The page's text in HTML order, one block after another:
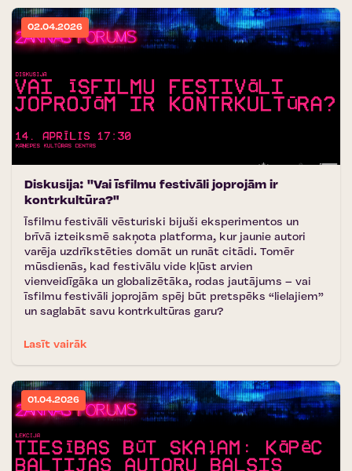
02.04.2026
Diskusija: ''Vai īsfilmu festivāli joprojām ir
kontrkultūra?"
Īsfilmu festivāli vēsturiski bijuši eksperimentos un
brīvā izteiksmē sakņota platforma, kur jaunie autori
varēja uzdrīkstēties domāt un runāt citādi. Tomēr
mūsdienās, kad festivālu vide kļūst arvien
vienveidīgāka un globalizētāka, rodas jautājums – vai
īsfilmu festivāli joprojām spēj būt pretspēks “lielajiem”
un saglabāt savu kontrkultūras garu?
Lasīt vairāk
01.04.2026